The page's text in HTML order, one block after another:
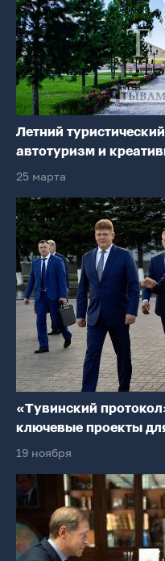
Летний
автотуризм и
25 марта
«Тувинский
ключевые проекты
19 ноября